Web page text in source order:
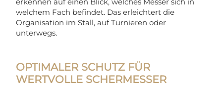
erkennen auf einen Blick, welches Messer sich in
welchem Fach befindet. Das erleichtert die
Organisation im Stall, auf Turnieren oder
unterwegs.
OPTIMALER SCHUTZ FÜR
WERTVOLLE SCHERMESSER